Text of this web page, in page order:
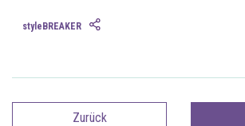
styleBREAKER
Zurück